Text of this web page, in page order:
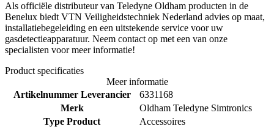
Als officiële distributeur van Teledyne Oldham producten in de
Benelux biedt VTN Veiligheidstechniek Nederland advies op maat,
installatiebegeleiding en een uitstekende service voor uw
gasdetectieapparatuur. Neem contact op met een van onze
specialisten voor meer informatie!
Product specificaties
Meer informatie
Artikelnummer Leverancier
6331168
Merk
Oldham Teledyne Simtronics
Type Product
Accessoires